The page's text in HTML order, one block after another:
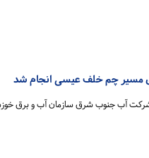
شرکت آب جنوب شرق سازمان آب و برق